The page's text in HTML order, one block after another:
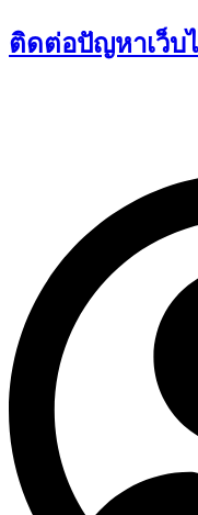
Skip
to
ติดต่อปัญหาเว็บ